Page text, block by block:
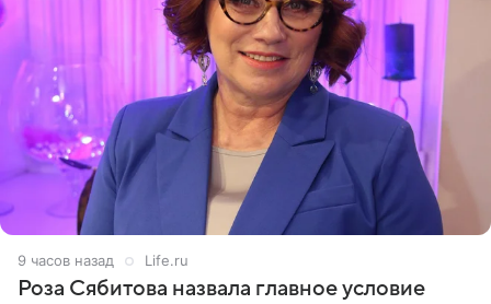
9 часов назад Life.ru
Роза Сябитова назвала главное условие